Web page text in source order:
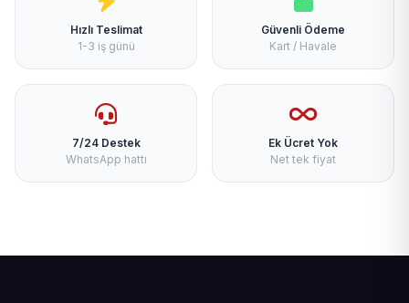
Hızlı Teslimat
1-3 iş günü
Güvenli Ödeme
Kart / Havale
7/24 Destek
WhatsApp hattı
Ek Ücret Yok
Net tek fiyat